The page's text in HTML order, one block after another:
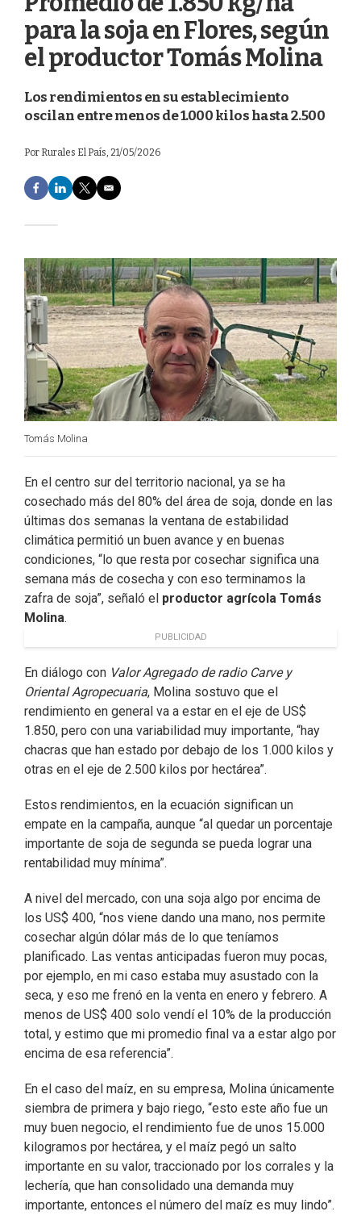
para la soja en Flores, según
el productor Tomás Molina
Los rendimientos en su establecimiento
oscilan entre menos de 1.000 kilos hasta 2.500
Por Rurales El País, 21/05/2026
F
a
e
o
o
k
L
i
d
I
n
T
w
e
r
E
m
Tomás Molina
En el centro sur del territorio nacional, ya se ha
cosechado más del 80% del área de soja, donde en las
últimas dos semanas la ventana de estabilidad
climática permitió un buen avance y en buenas
condiciones, “lo que resta por cosechar significa una
semana más de cosecha y con eso terminamos la
zafra de soja”, señaló el productor agrícola Tomás
Molina.
PUBLICIDAD
En diálogo con Valor Agregado de radio Carve y
Oriental Agropecuaria, Molina sostuvo que el
rendimiento en general va a estar en el eje de US$
1.850, pero con una variabilidad muy importante, “hay
chacras que han estado por debajo de los 1.000 kilos y
otras en el eje de 2.500 kilos por hectárea”.
Estos rendimientos, en la ecuación significan un
empate en la campaña, aunque “al quedar un porcentaje
importante de soja de segunda se pueda lograr una
rentabilidad muy mínima”.
A nivel del mercado, con una soja algo por encima de
los US$ 400, “nos viene dando una mano, nos permite
cosechar algún dólar más de lo que teníamos
planificado. Las ventas anticipadas fueron muy pocas,
por ejemplo, en mi caso estaba muy asustado con la
seca, y eso me frenó en la venta en enero y febrero. A
menos de US$ 400 solo vendí el 10% de la producción
total, y estimo que mi promedio final va a estar algo por
encima de esa referencia”.
En el caso del maíz, en su empresa, Molina únicamente
siembra de primera y bajo riego, “esto este año fue un
muy buen negocio, el rendimiento fue de unos 15.000
kilogramos por hectárea, y el maíz pegó un salto
importante en su valor, traccionado por los corrales y la
lechería, que han consolidado una demanda muy
importante, entonces el número del maíz es muy lindo”.